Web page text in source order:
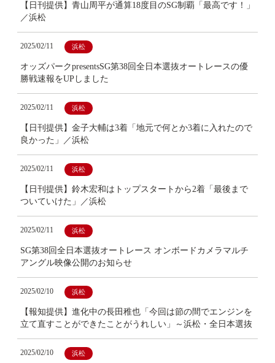
【日刊提供】青山周平が通算18度目のSG制覇「最高です！」
／浜松
2025/02/11 浜松
オッズパークpresentsSG第38回全日本選抜オートレースの優
勝戦速報をUPしました
2025/02/11 浜松
【日刊提供】金子大輔は3着「地元で何とか3着に入れたので
良かった」／浜松
2025/02/11 浜松
【日刊提供】鈴木宏和はトップスタートから2着「最後まで
ついていけた」／浜松
2025/02/11 浜松
SG第38回全日本選抜オートレース オンボードカメラマルチ
アングル映像公開のお知らせ
2025/02/10 浜松
【報知提供】進化中の長田稚也「今回は節の間でエンジンを
立て直すことができたことがうれしい」～浜松・全日本選抜
2025/02/10 浜松